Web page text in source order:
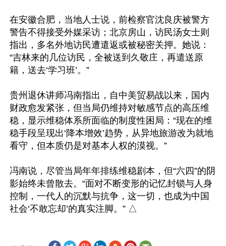
在安徽合肥，当地人士说，前检察官沈良庆被警方
警告不得接受外媒采访；北京房山，访民汤女士则
指出，多名外地访民遭遣返或被秘密关押。她说：
“吉林来的几位访民，全被送到久敬庄，再遣送原
籍，送去‘学习班’。”
贵州退休讲师冯南指出，自中美贸易战以来，国内
财政愈发紧张，但当局仍维持对敏感节点的高压维
稳，显示维稳体系所面临的制度性困局：“现在的维
稳手段呈现出‘降本增效’趋势，从异地旅游改为就地
看守，但本质仍是对基本人权的漠视。”
冯南说，尽管当局年年排练维稳剧本，但“六四”的阴
影始终未曾散去。“面对不断变形的记忆封锁与人身
控制，一代人的沉默与抗争，这一切，也成为中国